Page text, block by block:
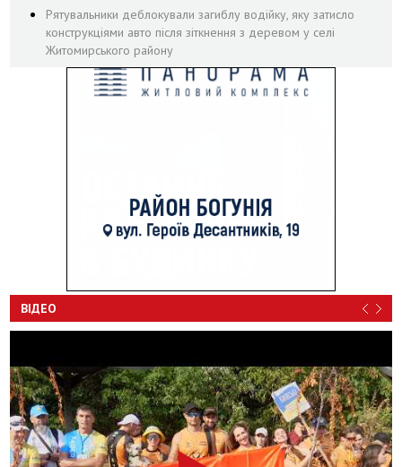
Рятувальники деблокували загиблу водійку, яку затисло
конструкціями авто після зіткнення з деревом у селі
Житомирського району
ВІДЕО